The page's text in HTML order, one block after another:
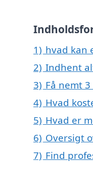
1) hvad kan
2) Indhent
3) Få nemt
4) Hvad
5) Hvad er
6) Oversigt
7) Find